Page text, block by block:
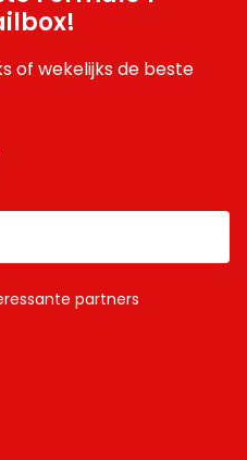
of wekelijks de beste
partners